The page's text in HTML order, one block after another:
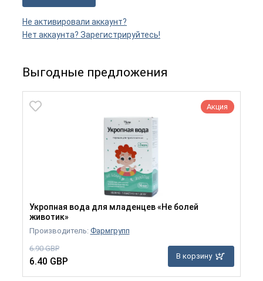
Не активировали аккаунт?
Нет аккаунта? Зарегистрируйтесь!
Выгодные предложения
Акция
Укропная вода для младенцев «Не болей
животик»
Производитель: Фармгрупп
6.90 GBP
6.40 GBP В корзину